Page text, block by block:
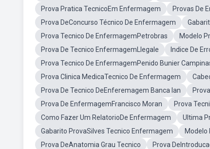
Prova Pratica TecnicoEm Enfermagem Provas De
Prova DeConcurso Técnico De Enfermagem
Prova Tecnico De EnfermagemPetrobras
Modelo
Prova De Tecnico EnfermagemLlegale
Indice De
Prova Tecnico De EnfermagemPenido Bunier
Prova Clinica MedicaTecnico De Enfermagem
Prova De Tecnico DeEnferemagem Banca Ian
Prova De EnfermagemFrancisco Moran
Prova
Como Fazer Um RelatorioDe Enfermagem
Ultima
Gabarito ProvaSilves Tecnico Enfermagem
Modelo
Prova DeAnatomia Grau Tecnico
Prova